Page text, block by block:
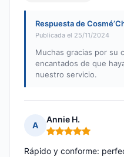
Respuesta de
Publicada el 25/11/2024
Muchas gracias por su
encantados de que
nuestro servicio.
A
Annie H.
Nota: 5 de 5
Rápido y conforme: